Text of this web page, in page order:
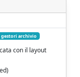
gestori archivio
con il layout